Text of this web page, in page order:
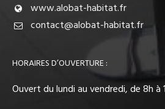
www.alobat-habitat.fr
contact@alobat-habitat.fr
HORAIRES D’OUVERTURE :
Ouvert du lundi au vendredi, de 8h à